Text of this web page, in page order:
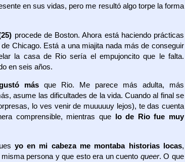
en sus vidas, pero me resultó algo torpe la forma
procede de Boston. Ahora está haciendo prácticas
Chicago. Está a una miajita nada más de conseguir
la casa de Rio sería el empujoncito que le falta.
en seis años.
más que Rio. Me parece más adulta, más
asume las dificultades de la vida. Cuando al final se
lo ves venir de muuuuuy lejos), te das cuenta
comprensible, mientras que
lo de Rio fue muy
yo en mi cabeza me montaba historias locas,
persona y que esto era un cuento queer. O que